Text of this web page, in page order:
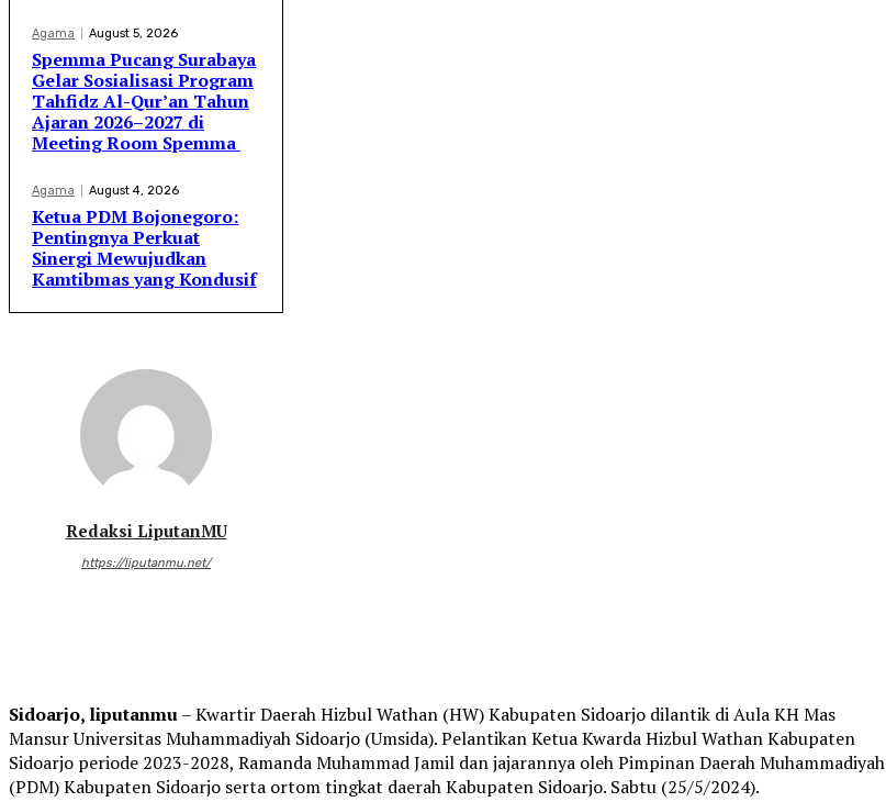
Agama August 5, 2026
Spemma Pucang Surabaya
Gelar Sosialisasi Program
Tahfidz Al-Qur’an Tahun
Ajaran 2026–2027 di
Meeting Room Spemma
Agama August 4, 2026
Ketua PDM Bojonegoro:
Pentingnya Perkuat
Sinergi Mewujudkan
Kamtibmas yang Kondusif
Redaksi LiputanMU
https://liputanmu.net/
Sidoarjo, liputanmu– Kwartir Daerah Hizbul Wathan (HW) Kabupaten Sidoarjo dilantik di Aula KH Mas
Mansur Universitas Muhammadiyah Sidoarjo (Umsida). Pelantikan Ketua Kwarda Hizbul Wathan Kabupaten
Sidoarjo periode 2023-2028, Ramanda Muhammad Jamil dan jajarannya oleh Pimpinan Daerah Muhammadiyah
(PDM) Kabupaten Sidoarjo serta ortom tingkat daerah Kabupaten Sidoarjo. Sabtu (25/5/2024).